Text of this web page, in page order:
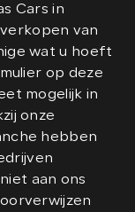
Cars in
van
wat u hoeft
op deze
mogelijk in
onze
hebben
aan ons